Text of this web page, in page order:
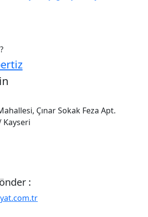
Çınar Sokak Feza Apt.
Kayseri
: